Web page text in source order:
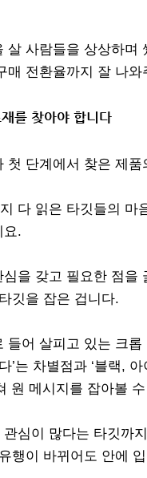
살 사람들을 상상하
매 전환율까지 잘 나와
를 찾아야 합니다
첫 단계에서 찾은 제
다 읽은 타깃들의
요.
심을 갖고 필요한 점
깃을 잡은 겁니다.
들어 살피고 있는 크
’는 차별점과 ‘블랙,
원 메시지를 잡아볼
심이 많다는 타깃까
행이 바뀌어도 안에